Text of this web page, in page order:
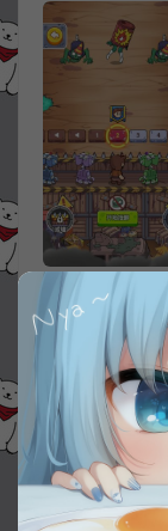
资源下载
此资源下载